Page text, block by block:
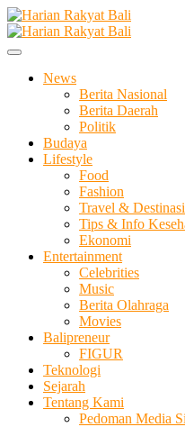
Skip
to
content
Harian Rakyat Bali
Membangun Semangat
News
Berita Nasional
Berita Daerah
Politik
Budaya
Lifestyle
Food
Fashion
Travel & Destinasi
Tips & Info
Ekonomi
Entertainment
Celebrities
Music
Berita Olahraga
Movies
Balipreneur
FIGUR
Teknologi
Sejarah
Tentang Kami
Pedoman Media